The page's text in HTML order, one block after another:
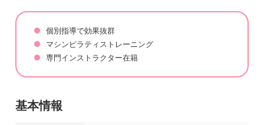
個別指導で効果抜群
マシンピラティストレーニング
専門インストラクター在籍
基本情報